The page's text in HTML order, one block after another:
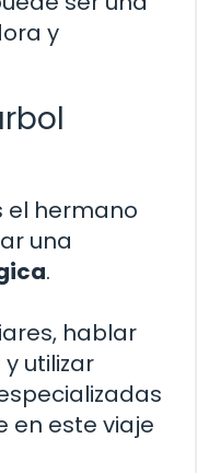
y
el hermano
una
.
hablar
utilizar
en este viaje